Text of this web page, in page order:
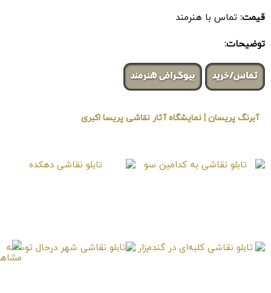
قیمت: تماس با هنرمند
توضیحات:
تماس/خرید بیوگرافی هنرمند
آبرنگ پریسان ¦ نمایشگاه آثار نقاشی پریسا اکبری